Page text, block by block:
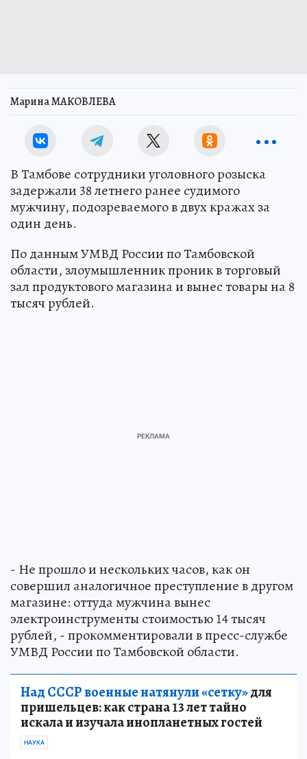
Марина МАКОВЛЕВА
В Тамбове сотрудники уголовного розыска
задержали 38 летнего ранее судимого
мужчину, подозреваемого в двух кражах за
один день.
По данным УМВД России по Тамбовской
области, злоумышленник проник в торговый
зал продуктового магазина и вынес товары на 8
тысяч рублей.
- Не прошло и нескольких часов, как он
совершил аналогичное преступление в другом
магазине: оттуда мужчина вынес
электроинструменты стоимостью 14 тысяч
рублей, - прокомментировали в пресс-службе
УМВД России по Тамбовской области.
Над СССР военные натянули «сетку»для
пришельцев: как страна 13 лет тайно
искала и изучала инопланетных гостей
НАУКА